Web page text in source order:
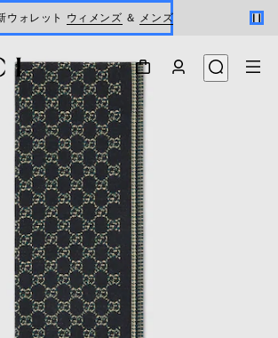
ウォレット ウィメンズ ＆ メンズ
ンライン限定 〔GGマーモント〕